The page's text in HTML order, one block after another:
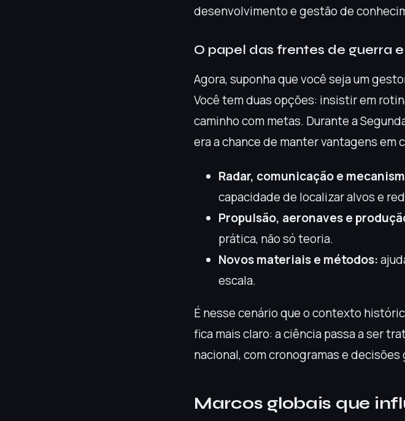
desenvolvimento e gestão de
O papel das frentes de guerra
Agora, suponha que você seja um
Você tem duas opções: insistir em
caminho com metas. Durante a
era a chance de manter vantagens em
Radar, comunicação e
capacidade de localizar alvos e
Propulsão, aeronaves e
prática, não só teoria.
Novos materiais e métodos:
escala.
É nesse cenário que o contexto
fica mais claro: a ciência passa a ser
nacional, com cronogramas e
Marcos globais que